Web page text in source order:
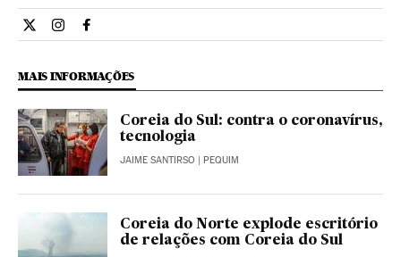
Internacional El País Brasil en Twitter
Internacional El País Brasil en Instagram
Internacional El País Brasil en Facebook
MAIS INFORMAÇÕES
Coreia do Sul: contra o coronavírus,
tecnologia
JAIME SANTIRSO | PEQUIM
Coreia do Norte explode escritório
de relações com Coreia do Sul